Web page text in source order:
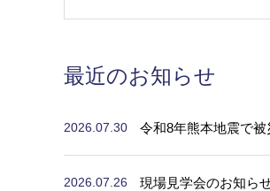
最近のお知らせ
2026.07.30 令和8年熊本地震で
2026.07.26 現場見学会のお知ら